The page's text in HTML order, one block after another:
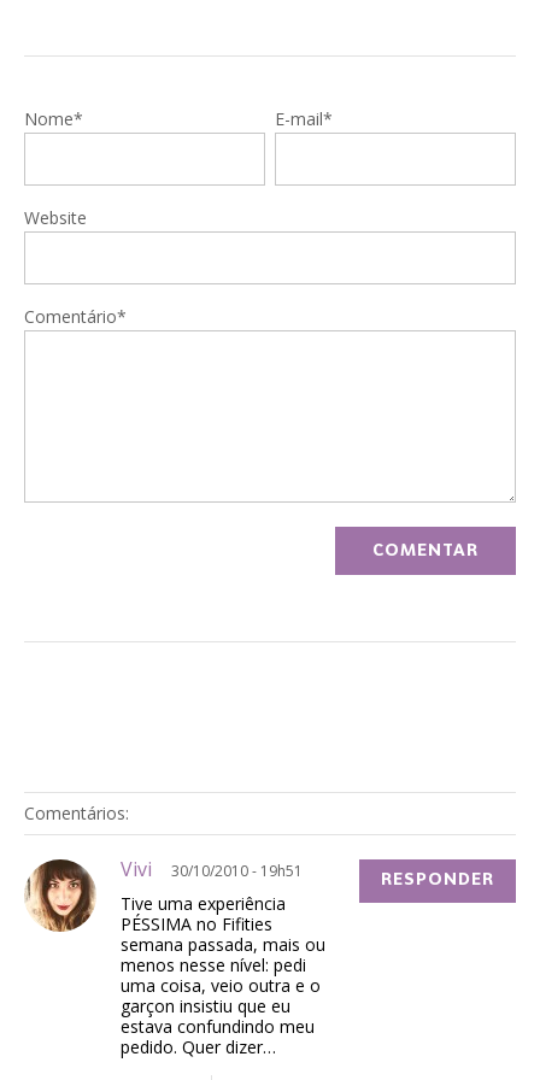
Nome* E-mail*
Website
Comentário*
Comentários:
Vivi 30/10/2010 - 19h51
Tive uma experiência
PÉSSIMA no Fifities
semana passada, mais ou
menos nesse nível: pedi
uma coisa, veio outra e o
garçon insistiu que eu
estava confundindo meu
pedido. Quer dizer…
RESPONDER